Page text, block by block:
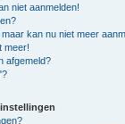
niet aanmelden!
kan nu niet meer
meer!
afgemeld?